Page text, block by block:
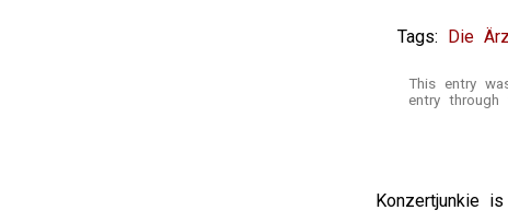
Tags: Die
This entry
entry
Konzertjunkie